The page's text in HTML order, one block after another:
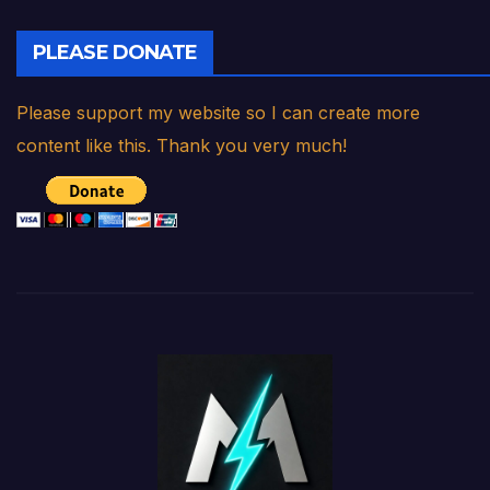
PLEASE DONATE
Please support my website so I can create more
content like this. Thank you very much!